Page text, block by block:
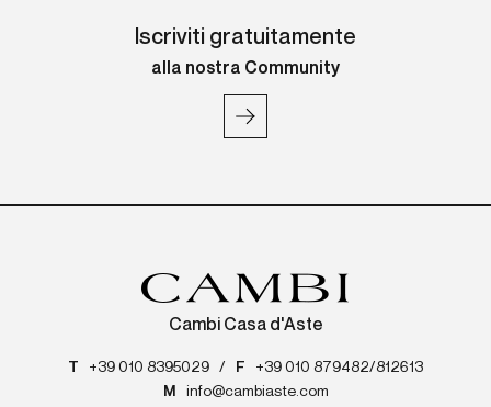
Iscriviti gratuitamente
alla nostra Community
Cambi Casa d'Aste
T +39 010 8395029 / F
+39 010 879482/812613
M
info@cambiaste.com